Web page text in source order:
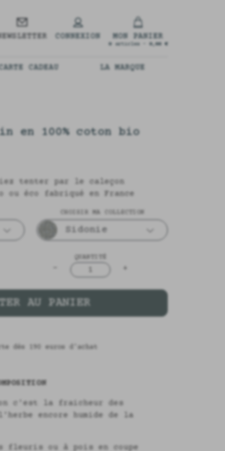
CONNEXION MON PANIER
0articles - 0,00 €
CARTE CADEAU LA MARQUE
en 100% coton bio
tenter par le caleçon
ou éco fabriqué en France
CHOISIR MA COLLECTION
Sidonie
QUANTITÉ
+
AU PANIER
dès 190 euros d'achat
c'est la fraicheur des
encore humide de la
fleuris ou à pois en coupe